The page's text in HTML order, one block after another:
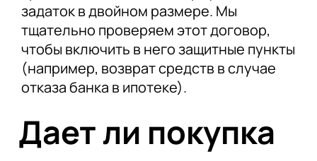
задаток в двойном размере. Мы
тщательно проверяем этот договор,
чтобы включить в него защитные пункты
(например, возврат средств в случае
отказа банка в ипотеке).
Дает ли покупка